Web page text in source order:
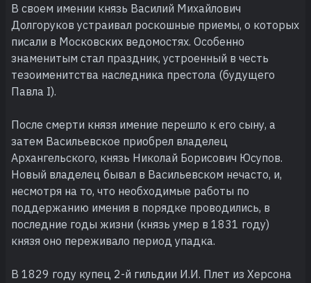
В своем имении князь Василий Михайлович
Долгоруков устраивал роскошные приемы, о которых
писали в Московских ведомостях. Особенно
знаменитым стал праздник, устроенный в честь
тезоименитства наследника престола (будущего
Павла I).
После смерти князя имение перешло к его сыну, а
затем Васильевское приобрел владелец
Архангельского, князь Николай Борисович Юсупов.
Новый владелец бывал в Васильевском нечасто, и,
несмотря на то, что необходимые работы по
поддержанию имения в порядке проводились, в
последние годы жизни (князь умер в 1831 году)
князя оно переживало период упадка.
В 1829 году купец 2-й гильдии И.И. Плет из Херсона